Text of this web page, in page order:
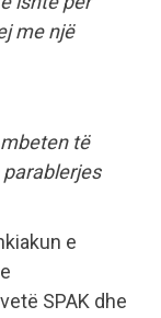
me një
të
parablerjes
e
SPAK dhe